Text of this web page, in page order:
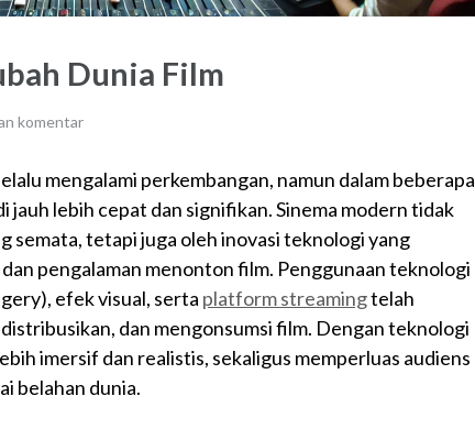
Dunia Film
komentar
mengalami perkembangan, namun dalam beberapa
lebih cepat dan signifikan. Sinema modern tidak
semata, tetapi juga oleh inovasi teknologi yang
pengalaman menonton film. Penggunaan teknologi
efek visual, serta platform streamingtelah
dan mengonsumsi film. Dengan teknologi
imersif dan realistis, sekaligus memperluas audiens
belahan dunia.